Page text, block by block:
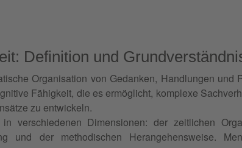
Definition und
Organisation von Gedanken, Handlungen und
Fähigkeit, die es ermöglicht, komplexe
zu entwickeln.
verschiedenen Dimensionen: der zeitlichen
und der methodischen Herangehensweise.